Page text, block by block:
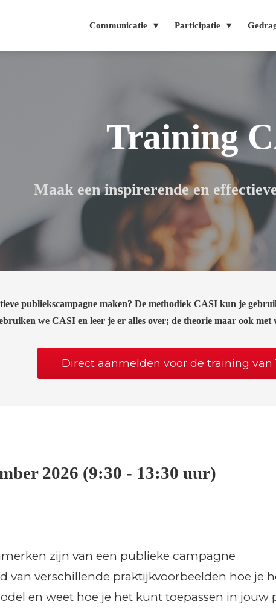
Communicatie Participatie
Training
Maak een inspirerende en
publiekscampagne maken? De methodiek CASI kun je
we CASI en leer je er alles over; de theorie maar ook met
Direct aanmelden voor de training van
2026 (9:30 - 13:30 uur)
zijn van een publieke campagne
van verschillende praktijkvoorbeelden hoe
en weet hoe je het kunt toepassen in jouw